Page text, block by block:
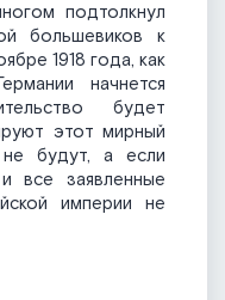
подтолкнул
большевиков к
1918 года, как
начнется
будет
этот мирный
будут, а если
все заявленные
империи не